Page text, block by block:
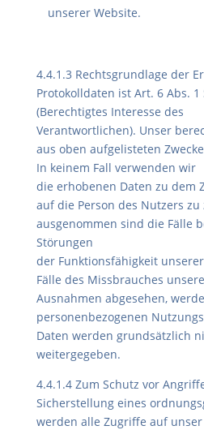
unserer Website.
4.4.1.3 Rechtsgrundlage der
Protokolldaten ist Art. 6 Abs. 1
(Berechtigtes Interesse des
Verantwortlichen). Unser
aus oben aufgelisteten
In keinem Fall verwenden wir
die erhobenen Daten zu dem
auf die Person des Nutzers zu
ausgenommen sind die Fälle
Störungen
der Funktionsfähigkeit
Fälle des Missbrauches
Ausnahmen abgesehen,
personenbezogenen
Daten werden grundsätzlich
weitergegeben.
4.4.1.4 Zum Schutz vor
Sicherstellung eines
werden alle Zugriffe auf